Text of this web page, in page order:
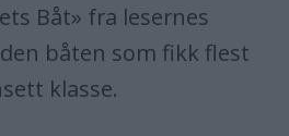
Båt» fra lesernes
båten som fikk flest
klasse.